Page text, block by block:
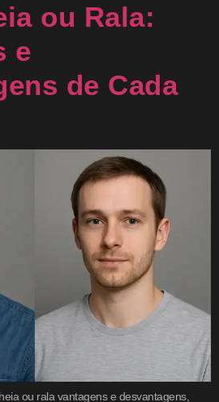
ou Rala:
e
de Cada
ou rala vantagens e desvantagens,